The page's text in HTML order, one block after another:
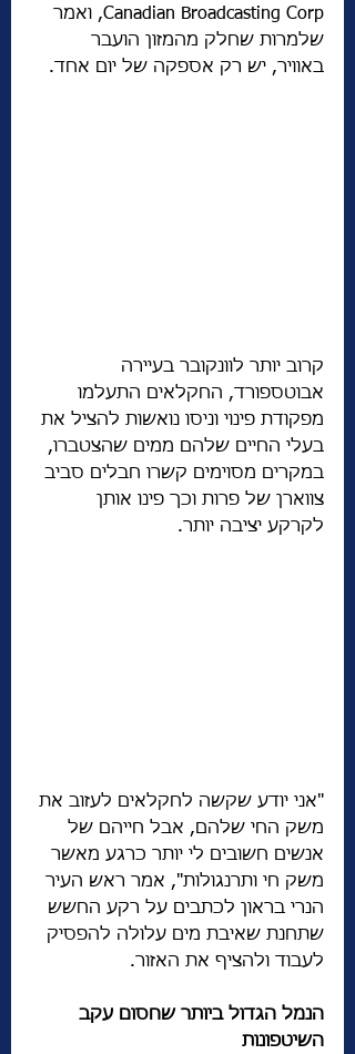
Canadian Broadcasting Corp, ואמר
שלמרות שחלק מהמזון הועבר
באוויר, יש רק אספקה ​​של יום אחד.
קרוב יותר לוונקובר בעיירה
אבוטספורד, החקלאים התעלמו
מפקודת פינוי וניסו נואשות להציל את
בעלי החיים שלהם ממים שהצטברו,
במקרים מסוימים קשרו חבלים סביב
צווארן של פרות וכך פינו אותן
לקרקע יציבה יותר.
"אני יודע שקשה לחקלאים לעזוב את
משק החי שלהם, אבל חייהם של
אנשים חשובים לי יותר כרגע מאשר
משק חי ותרנגולות", אמר ראש העיר
הנרי בראון לכתבים על רקע החשש
שתחנת שאיבת מים עלולה להפסיק
לעבוד ולהציף את האזור.
הנמל הגדול ביותר שחסום עקב
השיטפונות